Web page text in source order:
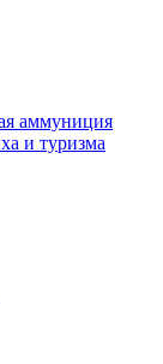
аммуниция
и туризма